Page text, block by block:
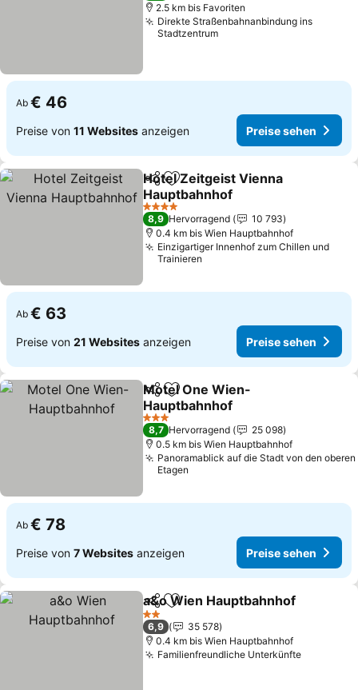
2.5 km bis Favoriten
Direkte Straßenbahnanbindung ins
Stadtzentrum
Ab € 46
Preise von 11 Websites anzeigen Preise sehen
TeilenZu Favoriten hinzufügen
Hotel Zeitgeist Vienna
Hauptbahnhof
Preise sehen
4 Sterne
8,9 Hervorragend
10 793
0.4 km bis Wien Hauptbahnhof
Einzigartiger Innenhof zum Chillen und
Trainieren
Ab € 63
Preise von 21 Websites anzeigen Preise sehen
TeilenZu Favoriten hinzufügen
Motel One Wien-
Hauptbahnhof
Preise sehen
3 Sterne
8,7 Hervorragend
25 098
0.5 km bis Wien Hauptbahnhof
Panoramablick auf die Stadt von den oberen
Etagen
Ab € 78
Preise von 7 Websites anzeigen Preise sehen
TeilenZu Favoriten hinzufügen
a&o Wien Hauptbahnhof
2 Sterne
6,9
35 578
0.4 km bis Wien Hauptbahnhof
Familienfreundliche UnterkünftePreise